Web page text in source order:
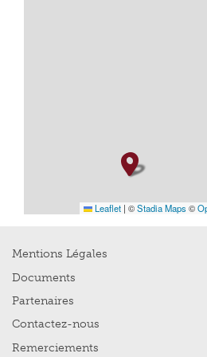
Leaflet | ©Stadia Maps ©
Mentions Légales
Documents
Partenaires
Contactez-nous
Remerciements